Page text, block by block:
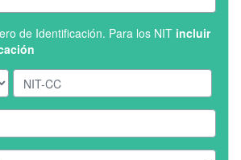
de Identificación. Para los NIT incluir